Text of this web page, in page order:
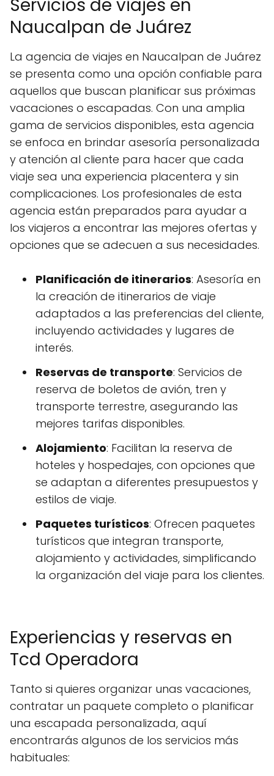
Servicios de viajes en
Naucalpan de Juárez
La agencia de viajes en Naucalpan de Juárez
se presenta como una opción confiable para
aquellos que buscan planificar sus próximas
vacaciones o escapadas. Con una amplia
gama de servicios disponibles, esta agencia
se enfoca en brindar asesoría personalizada
y atención al cliente para hacer que cada
viaje sea una experiencia placentera y sin
complicaciones. Los profesionales de esta
agencia están preparados para ayudar a
los viajeros a encontrar las mejores ofertas y
opciones que se adecuen a sus necesidades.
Planificación de itinerarios: Asesoría en
la creación de itinerarios de viaje
adaptados a las preferencias del cliente,
incluyendo actividades y lugares de
interés.
Reservas de transporte: Servicios de
reserva de boletos de avión, tren y
transporte terrestre, asegurando las
mejores tarifas disponibles.
Alojamiento: Facilitan la reserva de
hoteles y hospedajes, con opciones que
se adaptan a diferentes presupuestos y
estilos de viaje.
Paquetes turísticos: Ofrecen paquetes
turísticos que integran transporte,
alojamiento y actividades, simplificando
la organización del viaje para los clientes.
Experiencias y reservas en
Tcd Operadora
Tanto si quieres organizar unas vacaciones,
contratar un paquete completo o planificar
una escapada personalizada, aquí
encontrarás algunos de los servicios más
habituales: